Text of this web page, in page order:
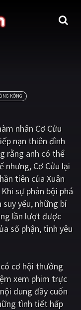
- Hình sự
- Tài liệu
KÔNG
nhân Cơ Cửu
nạn thiên đình
rằng anh có thể
nhưng, Cơ Cửu lại
tiên của Xuân
sự phản bội phá
yếu, những bí
lần lượt được
số phận, tình yêu
cơ hội thưởng
xem phim trực
dung đầy cuốn
tình tiết hấp